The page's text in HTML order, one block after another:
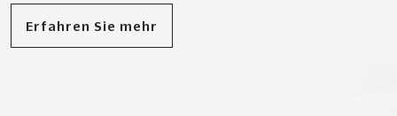
Erfahren Sie mehr